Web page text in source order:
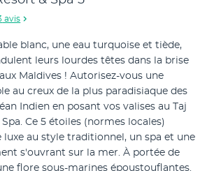
avis
blanc, une eau turquoise et tiède,
leurs lourdes têtes dans la brise
Maldives ! Autorisez-vous une
au creux de la plus paradisiaque des
Indien en posant vos valises au Taj
Ce 5 étoiles (normes locales)
luxe au style traditionnel, un spa et une
s'ouvrant sur la mer. À portée de
flore sous-marines époustouflantes.